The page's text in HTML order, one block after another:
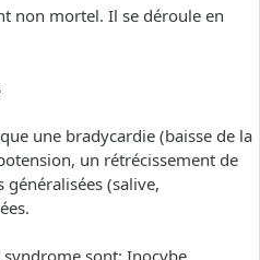
non mortel. Il se déroule en
une bradycardie (baisse de la
un rétrécissement de
(salive,